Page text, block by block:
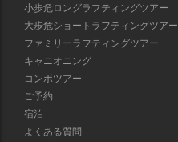
小歩危ロングラフティングツアー
大歩危ショートラフティングツアー
ファミリーラフティングツアー
キャニオニング
コンボツアー
ご予約
宿泊
よくある質問